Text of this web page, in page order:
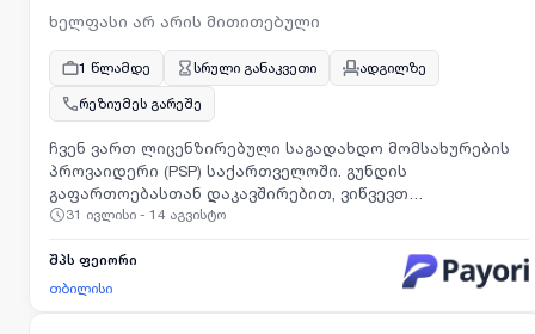
ხელფასი არ არის მითითებული
1 წლამდე სრული განაკვეთი
ადგილზე
რეზიუმეს გარეშე
ჩვენ ვართ ლიცენზირებული საგადახდო მომსახურების
პროვაიდერი (PSP) საქართველოში. გუნდის
გაფართოებასთან დაკავშირებით, ვიწვევთ
მომხმარებელთა მხარდაჭერის სპეციალისტს
31 ივლისი - 14 აგვისტო
შპს ფეიორი
თბილისი